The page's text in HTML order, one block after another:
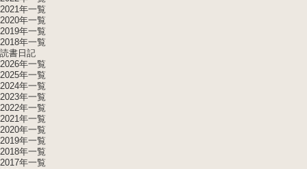
2021年一覧
2020年一覧
2019年一覧
2018年一覧
読書日記
2026年一覧
2025年一覧
2024年一覧
2023年一覧
2022年一覧
2021年一覧
2020年一覧
2019年一覧
2018年一覧
2017年一覧